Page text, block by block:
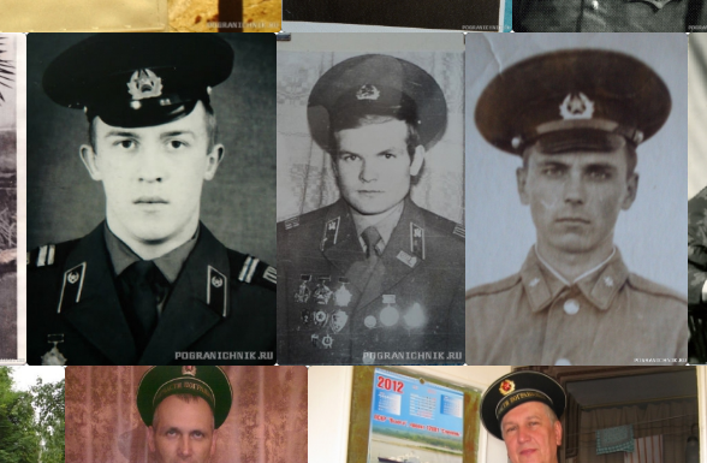
kapacina1979 Alexvl
dimons21
Улитин Анатолий
Иванович